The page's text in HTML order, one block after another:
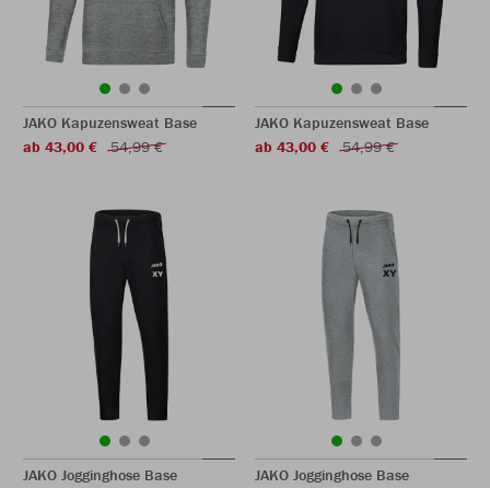
JAKO Kapuzensweat Base
ab 43,00 €
54,99 €
JAKO Kapuzensweat Base
ab 43,00 €
54,99 €
JAKO Jogginghose Base
JAKO Jogginghose Base